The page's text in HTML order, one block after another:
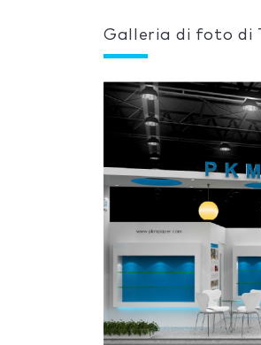
Galleria di foto di